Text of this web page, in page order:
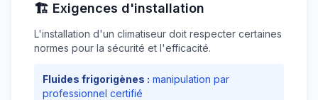
🏗️ Exigences d'installation
L'installation d'un climatiseur doit respecter certaines
normes pour la sécurité et l'efficacité.
Fluides frigorigènes : manipulation par
professionnel certifié